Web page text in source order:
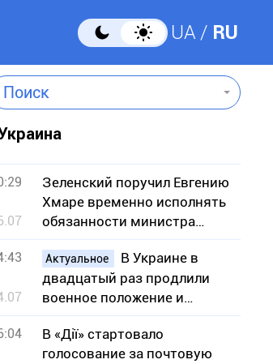
UA RU
Поиск
Зеленский поручил Евгению
Хмаре временно исполнять
обязанности министра
обороны
Актуальное
В Украине в
двадцатый раз продлили
военное положение и
мобилизацию: на какой срок
В «Дії» стартовало
голосование за почтовую